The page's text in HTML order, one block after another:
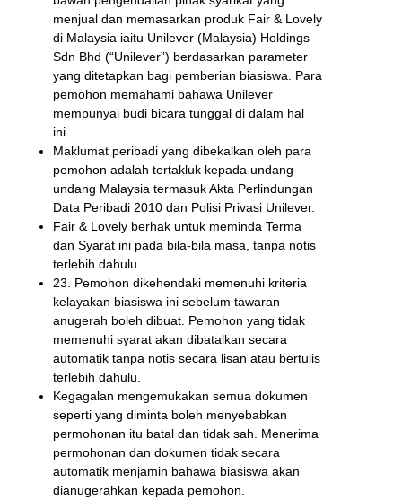
menjual dan memasarkan produk Fair & Lovely
di Malaysia iaitu Unilever (Malaysia) Holdings
Sdn Bhd (“Unilever”) berdasarkan parameter
yang ditetapkan bagi pemberian biasiswa. Para
pemohon memahami bahawa Unilever
mempunyai budi bicara tunggal di dalam hal
ini.
Maklumat peribadi yang dibekalkan oleh para
pemohon adalah tertakluk kepada undang-
undang Malaysia termasuk Akta Perlindungan
Data Peribadi 2010 dan Polisi Privasi Unilever.
Fair & Lovely berhak untuk meminda Terma
dan Syarat ini pada bila-bila masa, tanpa notis
terlebih dahulu.
23. Pemohon dikehendaki memenuhi kriteria
kelayakan biasiswa ini sebelum tawaran
anugerah boleh dibuat. Pemohon yang tidak
memenuhi syarat akan dibatalkan secara
automatik tanpa notis secara lisan atau bertulis
terlebih dahulu.
Kegagalan mengemukakan semua dokumen
seperti yang diminta boleh menyebabkan
permohonan itu batal dan tidak sah. Menerima
permohonan dan dokumen tidak secara
automatik menjamin bahawa biasiswa akan
dianugerahkan kepada pemohon.